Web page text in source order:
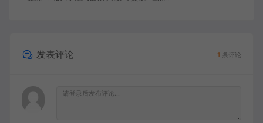
发表评论 1 条评论